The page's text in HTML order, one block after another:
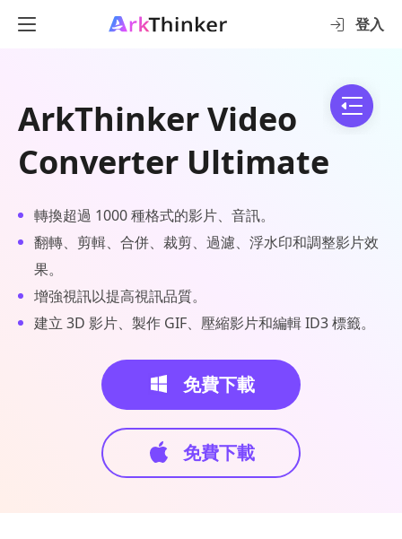
登入
ArkThinker Video
Converter Ultimate
轉換超過 1000 種格式的影片、音訊。
翻轉、剪輯、合併、裁剪、過濾、浮水印和調整影片效
果。
增強視訊以提高視訊品質。
建立 3D 影片、製作 GIF、壓縮影片和編輯 ID3 標籤。
免費下載
免費下載